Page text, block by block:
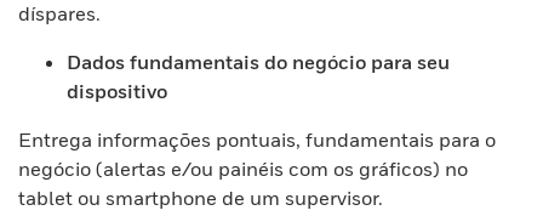
díspares.
Dados fundamentais do negócio para seu
dispositivo
Entrega informações pontuais, fundamentais para o
negócio (alertas e/ou painéis com os gráficos) no
tablet ou smartphone de um supervisor.